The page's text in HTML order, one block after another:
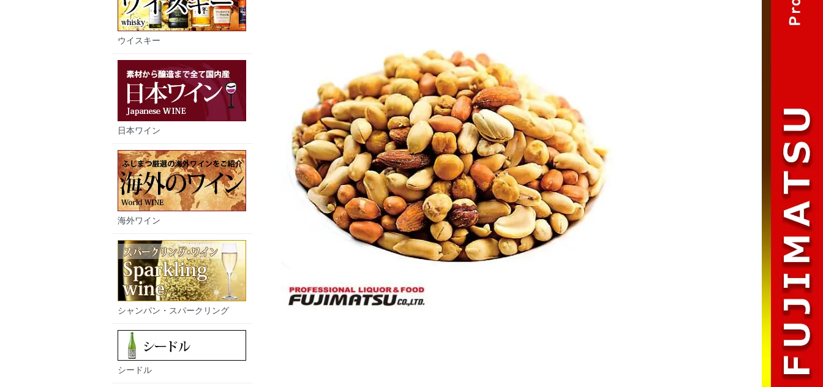
ウイスキー
日本ワイン
海外ワイン
シャンパン・スパークリング
シードル